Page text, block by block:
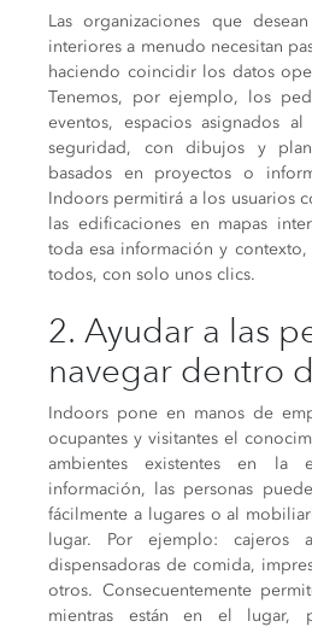
Las organizaciones que
interiores a menudo necesitan
haciendo coincidir los datos
Tenemos, por ejemplo, los
eventos, espacios asignados
seguridad, con dibujos y
basados en proyectos o
Indoors permitirá a los usuarios
las edificaciones en mapas
toda esa información y
todos, con solo unos clics.
2. Ayudar a las
navegar dentro
Indoors pone en manos de
ocupantes y visitantes el
ambientes existentes en la
información, las personas
fácilmente a lugares o al
lugar. Por ejemplo: cajeros
dispensadoras de comida,
otros. Consecuentemente
mientras están en el lugar,